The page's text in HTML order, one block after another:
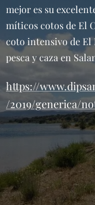
mejor es su
míticos cotos de El
coto intensivo de El
pesca y caza en
https://
/2019/generica/